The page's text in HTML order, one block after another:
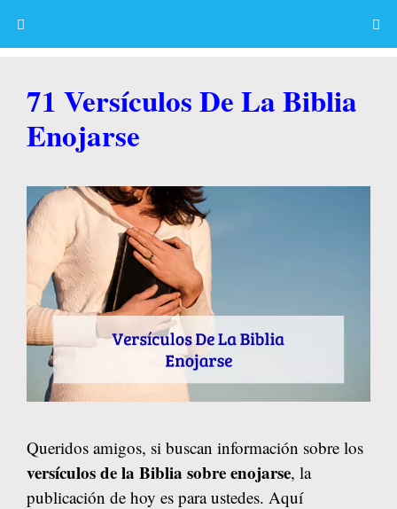
71 Versículos De La Biblia
Enojarse
Queridos amigos, si buscan información sobre los
versículos de la Biblia sobre enojarse, la
publicación de hoy es para ustedes. Aquí